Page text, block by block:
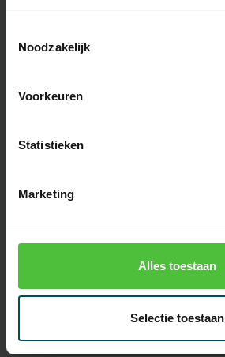
Noodzakelijk
Voorkeuren
Statistieken
Marketing
Alles toestaan
Selectie toestaan
Material
Akku-Typ
Nein